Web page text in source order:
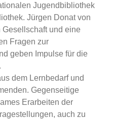
Jugendbibliothek
Jürgen Donat von
und eine
Fragen zur
geben Impulse für die
dem Lernbedarf und
Gegenseitige
Erarbeiten der
auch zu